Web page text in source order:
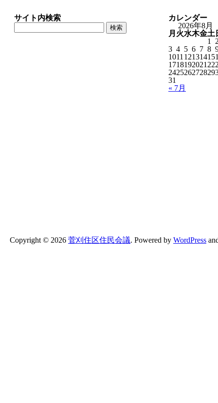
サイト内検索
検
索:
カレンダー
2026年8月
月 火水木金土
1
3 4 5 6 7 8
1011 12131415
1718192021 22
242526272829
31
« 7月
Copyright © 2026 菅刈住区住民会議. Powered by WordPress